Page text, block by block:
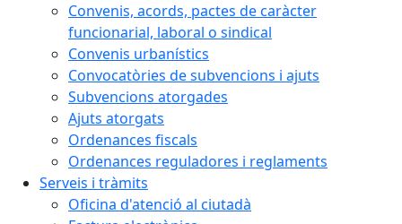
Convenis, acords, pactes de caràcter
funcionarial, laboral o sindical
Convenis urbanístics
Convocatòries de subvencions i ajuts
Subvencions atorgades
Ajuts atorgats
Ordenances fiscals
Ordenances reguladores i reglaments
Serveis i tràmits
Oficina d'atenció al ciutadà